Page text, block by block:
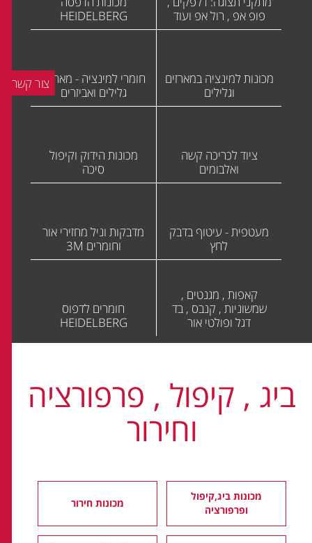
פופ אפ , רול אפ ועוד
HEIDELBERG
מכונות למינציה במארזים
וגלילים
חומרי למינציה - מארזים
גלילים ואביזרים
ציוד לכריכה קשה
ואלבומים
מכונות הידוק וקיפול
סיכה
מעטפית - עיטוף בדבק
לחץ
מדבקות וניל מחזירי אור
וחומרים 3M
קאפות , מגנטים ,
שמשוניות , קנבס , בד
דגל ופולטי אור
חומרים לדפוס
HEIDELBERG
ביג , קיפול , פרפורציה
וחירור
מכונות ביג,קיפול
ופרפורציה
מכונות חירור
צור קשר